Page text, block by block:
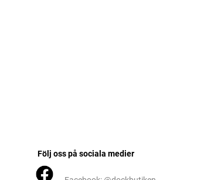
Följ oss på sociala medier